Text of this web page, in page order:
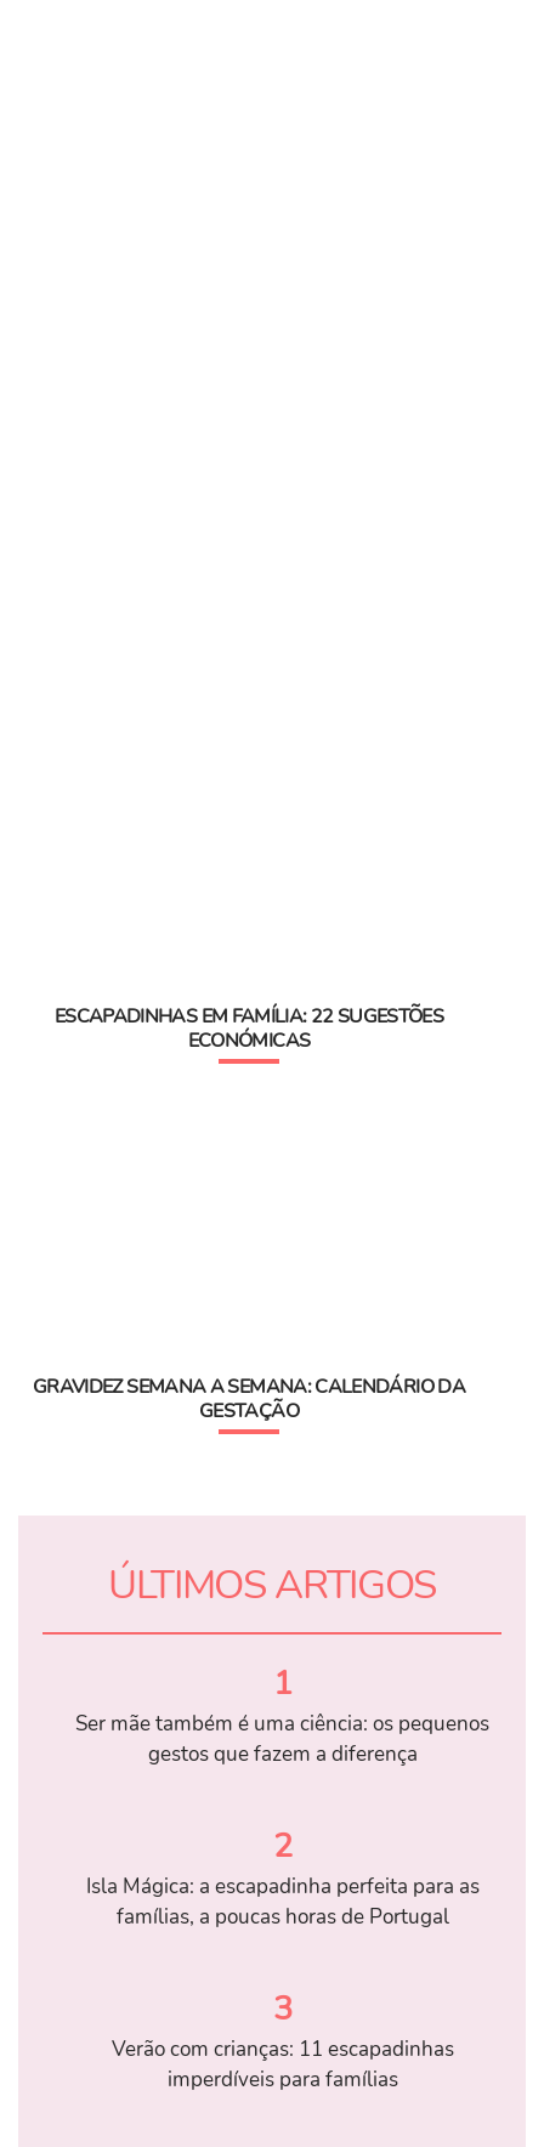
ESCAPADINHAS EM FAMÍLIA: 22 SUGESTÕES
ECONÓMICAS
GRAVIDEZ SEMANA A SEMANA: CALENDÁRIO DA
GESTAÇÃO
ÚLTIMOS ARTIGOS
1
Ser mãe também é uma ciência: os pequenos
gestos que fazem a diferença
2
Isla Mágica: a escapadinha perfeita para as
famílias, a poucas horas de Portugal
3
Verão com crianças: 11 escapadinhas
imperdíveis para famílias